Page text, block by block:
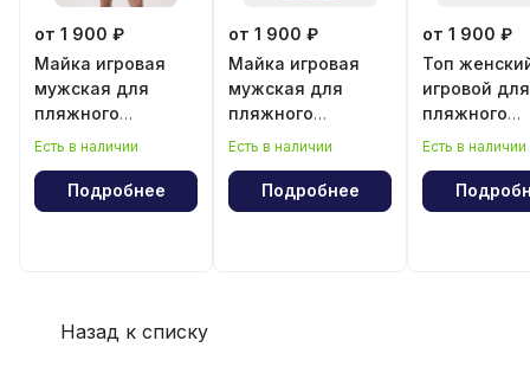
от 1 900 ₽
Майка игровая
мужская для
пляжного
волейбола
Есть в наличии
Подробнее
от 1 900 ₽
Майка игровая
мужская для
пляжного
волейбола
Гевара"
Есть в наличии
Подробнее
от 1 900 ₽
Топ
игровой для
пляжного
волейбола
Гевара"
Есть в наличии
Назад к списку